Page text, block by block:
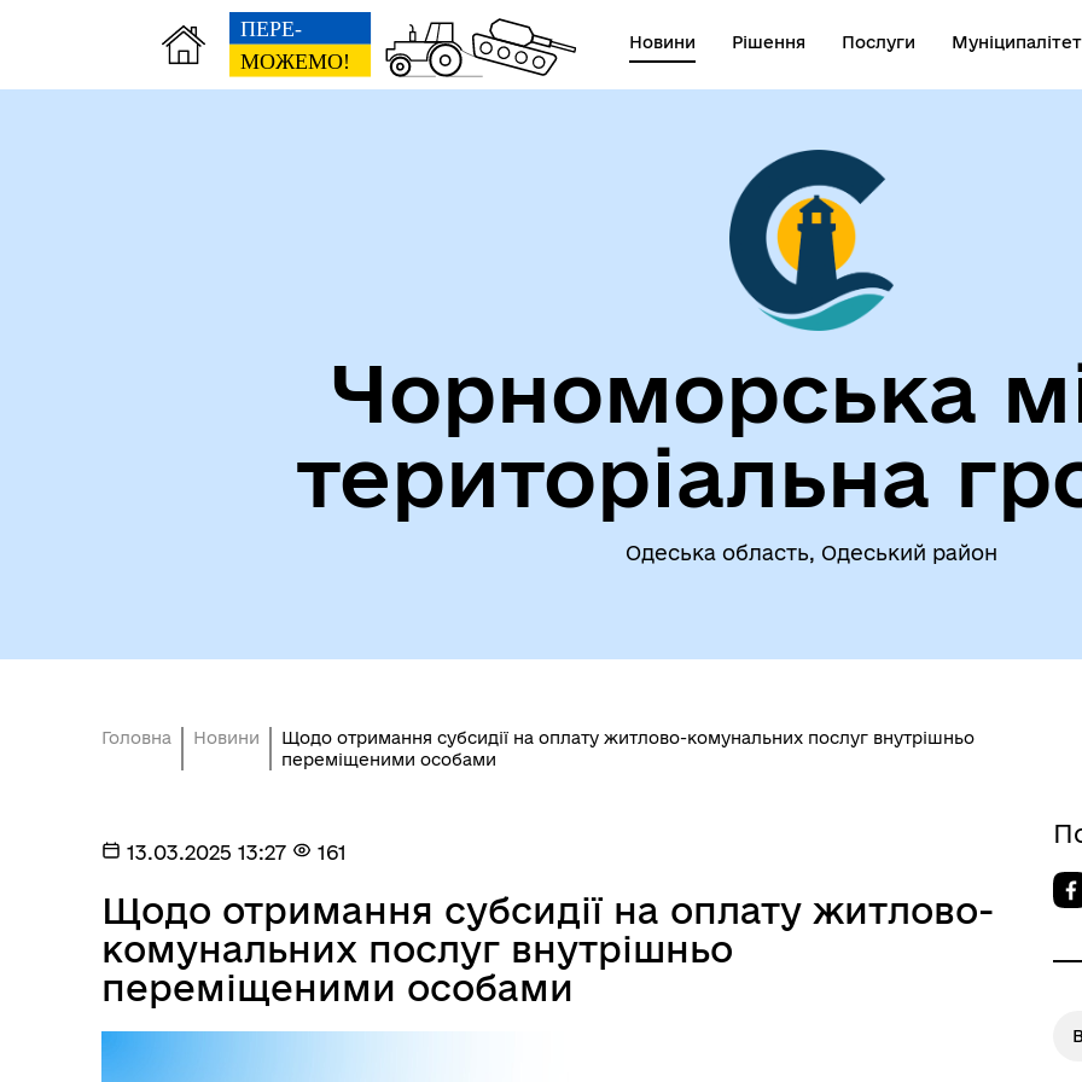
Новини Рішення Послуги Муніципалітет
Колегіальні органи (ради,
Герої не вмирають!
Чорноморська
територіальна
Одеська область, Одеський район
Головна Новини
Щодо отримання субсидії на оплату житлово-комунальних послуг внутрішньо
переміщеними особами
13.03.2025 13:27 161
Щодо отримання субсидії на оплату житлово-
комунальних послуг внутрішньо
переміщеними особами